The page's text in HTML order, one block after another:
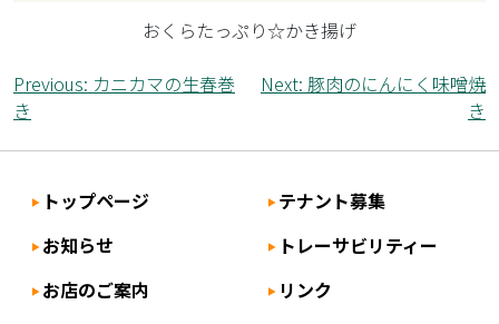
おくらたっぷり☆かき揚げ
投
稿
ナ
ゲ
ー
シ
Previous: カニカマの生春巻
き
Next: 豚肉のにんにく味噌焼
き
トップページ
お知らせ
お店のご案内
テナント募集
トレーサビリティー
リンク